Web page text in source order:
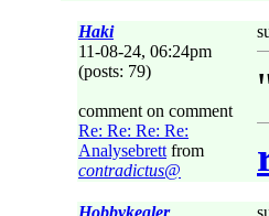
Haki
11-08-24, 06:24pm
(posts: 79)
comment on comment
Re: Re: Re: Re:
Analysebrett from
contradictus@
Hobbykegler